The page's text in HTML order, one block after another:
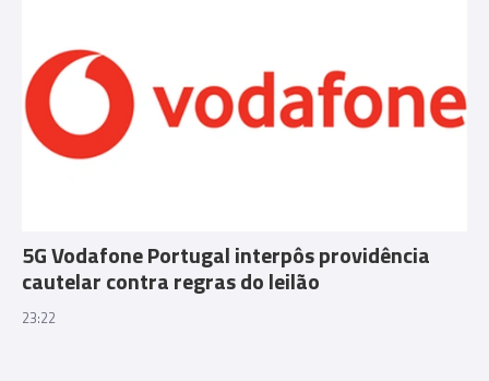
5G Vodafone Portugal interpôs providência
cautelar contra regras do leilão
23:22